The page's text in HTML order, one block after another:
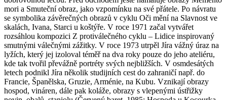
mori a Smuteční obraz, jako vzpomínku na své přátele. Po návratu
se symbolika závěrečných obrazů v cyklu Oči mění na Slavnost ve
skalách, Ivana, Starci u koštýře. V roce 1971 začal vytvářet
rozsáhlou kompozici Z protiválečného cyklu – Lidice inspirovaný
smutnými válečnými zážitky. V roce 1973 utrpěl Jíra vážný úraz na
lyžích, který jej izoloval téměř na dva roky pouze do jeho ateliéru,
kde tak tvořil převážně portréty svých nejbližších. V osmdesátých
letech podnikl Jíra několik studijních cest do zahraničí např. do
Francie, Španělska, Gruzie, Arménie, na Kubu. Vznikají obrazy
hospod, vináren, dále pak koláže, obrazy s vlepenými ústřižky